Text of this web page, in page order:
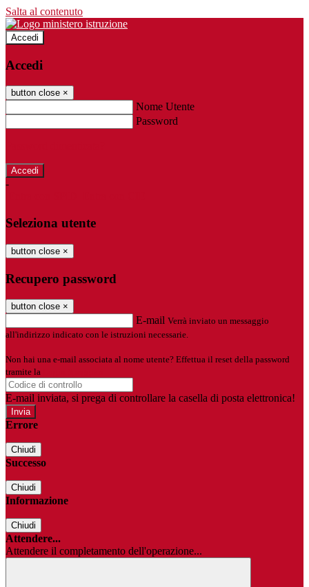
Salta al contenuto
Accedi
Accedi
button close ×
Nome Utente
Password
-
Seleziona utente
button close ×
Recupero password
button close ×
E-mail Verrà inviato un messaggio
all'indirizzo indicato con le istruzioni necessarie.
Non hai una e-mail associata al nome utente? Effettua il reset della password
tramite la
E-mail inviata, si prega di controllare la casella di posta elettronica!
Errore
Chiudi
Successo
Chiudi
Informazione
Chiudi
Attendere...
Attendere il completamento dell'operazione...